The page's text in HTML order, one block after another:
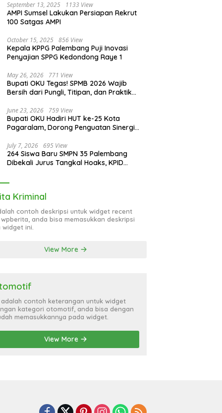
September 13, 2025 1133 View
AMPI Sumsel Lakukan Persiapan Rekrut
100 Satgas AMPI
October 15, 2025 856 View
Kepala KPPG Palembang Puji Inovasi
Penyajian SPPG Kedondong Raye 1
May 26, 2026 771 View
Bupati OKU Tegas! SPMB 2026 Wajib
Bersih dari Pungli, Titipan, dan Praktik
June 23, 2026 759 View
Bupati OKU Hadiri HUT ke-25 Kota
Pagaralam, Dorong Penguatan Sinergi
July 7, 2026 695 View
264 Siswa Baru SMPN 35 Palembang
Dibekali Jurus Tangkal Hoaks, KPID
Kriminal
contoh deskripsi untuk widget recent
anda bisa memasukkan deskripsi
widget ini.
View More
adalah contoh keterangan untuk widget
kategori otomotif, anda bisa dengan
memasukkannya pada widget.
View More